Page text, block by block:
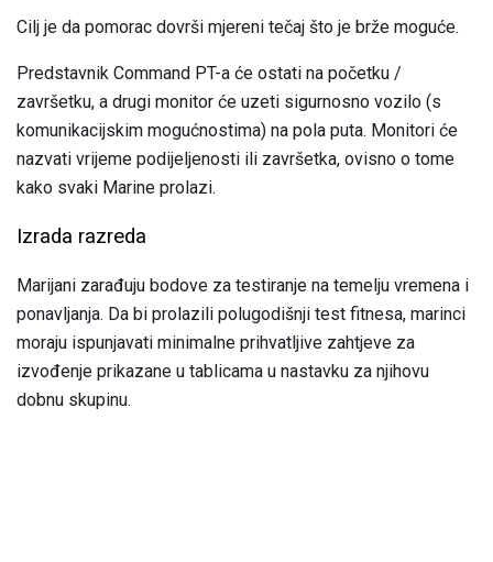
Cilj je da pomorac dovrši mjereni tečaj što je brže moguće.
Predstavnik Command PT-a će ostati na početku /
završetku, a drugi monitor će uzeti sigurnosno vozilo (s
komunikacijskim mogućnostima) na pola puta. Monitori će
nazvati vrijeme podijeljenosti ili završetka, ovisno o tome
kako svaki Marine prolazi.
Izrada razreda
Marijani zarađuju bodove za testiranje na temelju vremena i
ponavljanja. Da bi prolazili polugodišnji test fitnesa, marinci
moraju ispunjavati minimalne prihvatljive zahtjeve za
izvođenje prikazane u tablicama u nastavku za njihovu
dobnu skupinu.